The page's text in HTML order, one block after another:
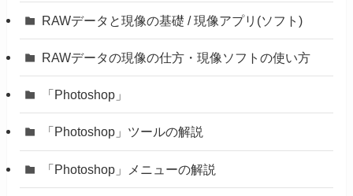
RAWデータと現像の基礎 / 現像アプリ(ソフト)
RAWデータの現像の仕方・現像ソフトの使い方
「Photoshop」
「Photoshop」ツールの解説
「Photoshop」メニューの解説